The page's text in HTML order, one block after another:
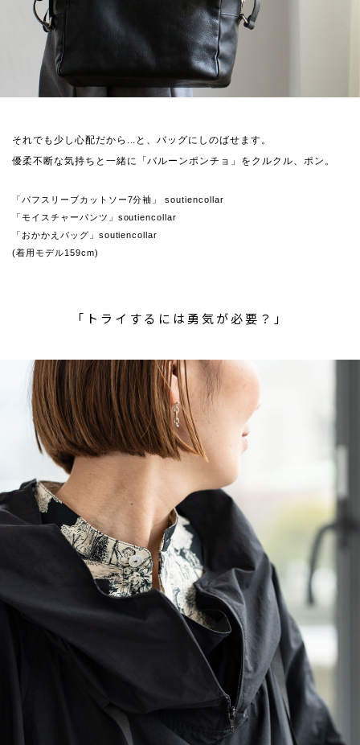
それでも少し心配だから...と、バッグにしのばせます。
優柔不断な気持ちと一緒に「バルーンポンチョ」をクルクル、ポン。
「パフスリーブカットソー7分袖」 soutiencollar
「モイスチャーパンツ」soutiencollar
「おかかえバッグ」soutiencollar
(着用モデル159cm)
「トライするには勇気が必要？」